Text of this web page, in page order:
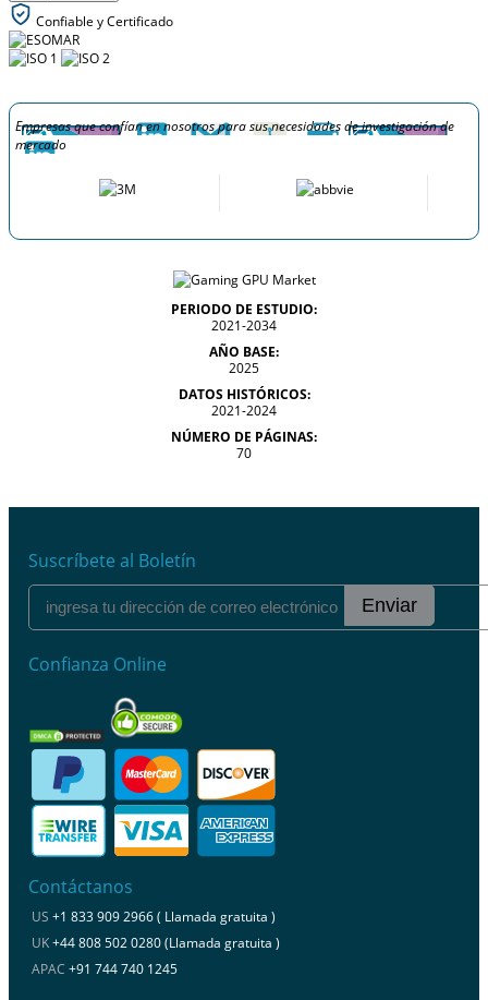
Confiable y Certificado
Empresas que confían en nosotros para sus necesidades de investigación de
mercado
PERIODO DE ESTUDIO:
2021-2034
AÑO BASE:
2025
DATOS HISTÓRICOS:
2021-2024
NÚMERO DE PÁGINAS:
70
Suscríbete al Boletín
Enviar
Confianza Online
Contáctanos
US +1 833 909 2966 ( Llamada gratuita )
UK+44 808 502 0280 (Llamada gratuita )
APAC +91 744 740 1245